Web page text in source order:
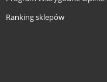
Ranking sklepów